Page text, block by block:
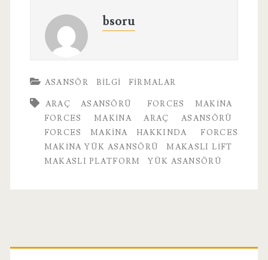
bsoru
ASANSÖR BILGI FIRMALAR
ARAÇ ASANSÖRÜ
FORCES MAKINA
FORCES MAKINA ARAÇ ASANSÖRÜ
FORCES MAKINA HAKKINDA
FORCES
MAKINA YÜK ASANSÖRÜ
MAKASLI LIFT
MAKASLI PLATFORM
YÜK ASANSÖRÜ
Birincil